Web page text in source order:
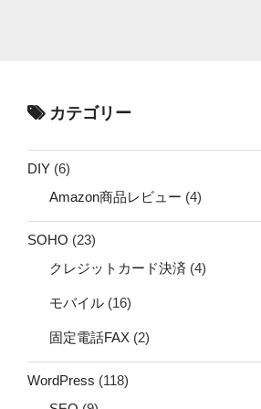
カテゴリー
DIY (6)
Amazon商品レビュー (4)
SOHO (23)
クレジットカード決済 (4)
モバイル (16)
固定電話FAX (2)
WordPress (118)